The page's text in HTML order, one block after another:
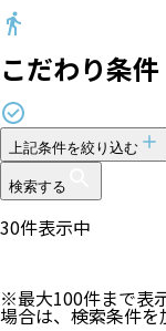
こだわり条件
上記条件を絞り込む
検索する
30件表示中
※最大100件まで表
場合は、検索条件を